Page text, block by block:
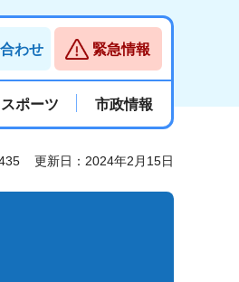
わせ 緊急情報
ポーツ 市政情報
更新日：2024年2月15日